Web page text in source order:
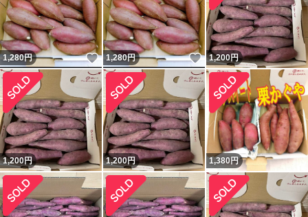
1,280円 いいね！
1,280円 いいね！
1,200円
1,200円 1,200円 1,380円